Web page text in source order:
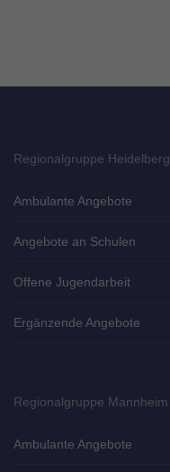
Regionalgruppe Heidelberg
Ambulante Angebote
Angebote an Schulen
Offene Jugendarbeit
Ergänzende Angebote
Regionalgruppe Mannheim
Ambulante Angebote